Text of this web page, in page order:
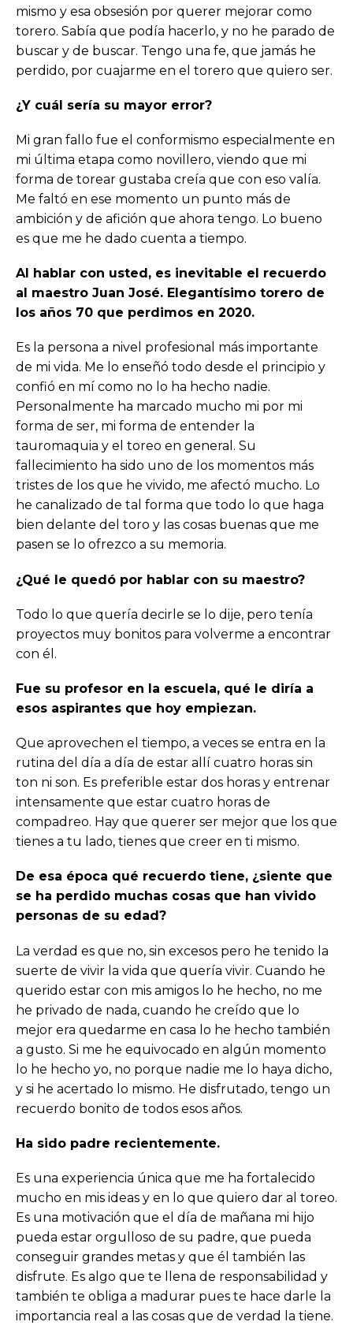
mismo y esa obsesión por querer mejorar como
torero. Sabía que podía hacerlo, y no he parado de
buscar y de buscar. Tengo una fe, que jamás he
perdido, por cuajarme en el torero que quiero ser.
¿Y cuál sería su mayor error?
Mi gran fallo fue el conformismo especialmente en
mi última etapa como novillero, viendo que mi
forma de torear gustaba creía que con eso valía.
Me faltó en ese momento un punto más de
ambición y de afición que ahora tengo. Lo bueno
es que me he dado cuenta a tiempo.
Al hablar con usted, es inevitable el recuerdo
al maestro Juan José. Elegantísimo torero de
los años 70 que perdimos en 2020.
Es la persona a nivel profesional más importante
de mi vida. Me lo enseñó todo desde el principio y
confió en mí como no lo ha hecho nadie.
Personalmente ha marcado mucho mi por mi
forma de ser, mi forma de entender la
tauromaquia y el toreo en general. Su
fallecimiento ha sido uno de los momentos más
tristes de los que he vivido, me afectó mucho. Lo
he canalizado de tal forma que todo lo que haga
bien delante del toro y las cosas buenas que me
pasen se lo ofrezco a su memoria.
¿Qué le quedó por hablar con su maestro?
Todo lo que quería decirle se lo dije, pero tenía
proyectos muy bonitos para volverme a encontrar
con él.
Fue su profesor en la escuela, qué le diría a
esos aspirantes que hoy empiezan.
Que aprovechen el tiempo, a veces se entra en la
rutina del día a día de estar allí cuatro horas sin
ton ni son. Es preferible estar dos horas y entrenar
intensamente que estar cuatro horas de
compadreo. Hay que querer ser mejor que los que
tienes a tu lado, tienes que creer en ti mismo.
De esa época qué recuerdo tiene, ¿siente que
se ha perdido muchas cosas que han vivido
personas de su edad?
La verdad es que no, sin excesos pero he tenido la
suerte de vivir la vida que quería vivir. Cuando he
querido estar con mis amigos lo he hecho, no me
he privado de nada, cuando he creído que lo
mejor era quedarme en casa lo he hecho también
a gusto. Si me he equivocado en algún momento
lo he hecho yo, no porque nadie me lo haya dicho,
y si he acertado lo mismo. He disfrutado, tengo un
recuerdo bonito de todos esos años.
Ha sido padre recientemente.
Es una experiencia única que me ha fortalecido
mucho en mis ideas y en lo que quiero dar al toreo.
Es una motivación que el día de mañana mi hijo
pueda estar orgulloso de su padre, que pueda
conseguir grandes metas y que él también las
disfrute. Es algo que te llena de responsabilidad y
también te obliga a madurar pues te hace darle la
importancia real a las cosas que de verdad la tiene.